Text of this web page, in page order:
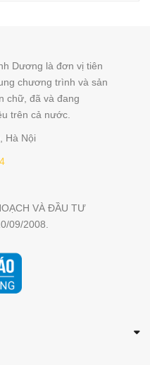
Dương là đơn vị tiên
chương trình và sản
chữ, đã và đang
trên cả nước.
Hà Nội
VÀ ĐẦU TƯ
09/2008.